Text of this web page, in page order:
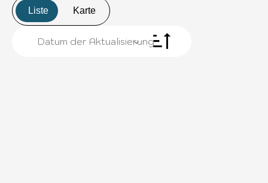
Liste Karte
Datum der Aktualisierung